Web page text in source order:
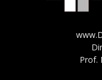
Prof.